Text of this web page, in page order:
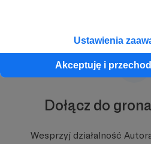
Ustawienia
Akceptuję i
rywalizujemy w kategorii
Aspiracją drużyny jest
Mistrzostwo Dolnego
Mistrzostw Polski. Celem
8 zawodnik, czyli..?
W piłce ręcznej na
Dołącz do
Wesprzyj działalność